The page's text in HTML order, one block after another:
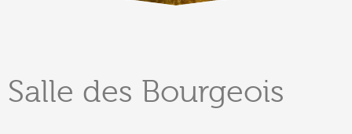
Salle des Bourgeois